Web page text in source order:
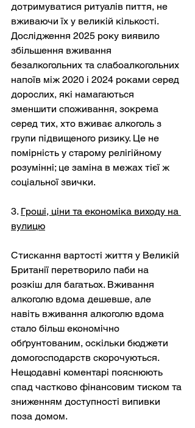
дотримуватися ритуалів пиття, не
вживаючи їх у великій кількості.
Дослідження 2025 року виявило
збільшення вживання
безалкогольних та слабоалкогольних
напоїв між 2020 і 2024 роками серед
дорослих, які намагаються
зменшити споживання, зокрема
серед тих, хто вживає алкоголь з
групи підвищеного ризику. Це не
помірність у старому релігійному
розумінні; це заміна в межах тієї ж
соціальної звички.
3. Гроші, ціни та економіка виходу на
вулицю
Стискання вартості життя у Великій
Британії перетворило паби на
розкіш для багатьох. Вживання
алкоголю вдома дешевше, але
навіть вживання алкоголю вдома
стало більш економічно
обґрунтованим, оскільки бюджети
домогосподарств скорочуються.
Нещодавні коментарі пояснюють
спад частково фінансовим тиском та
зниженням доступності випивки
поза домом.